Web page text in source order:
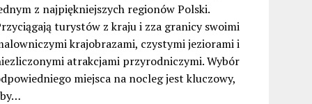
z najpiękniejszych regionów Polski.
turystów z kraju i zza granicy swoimi
krajobrazami, czystymi jeziorami i
atrakcjami przyrodniczymi. Wybór
miejsca na nocleg jest kluczowy,